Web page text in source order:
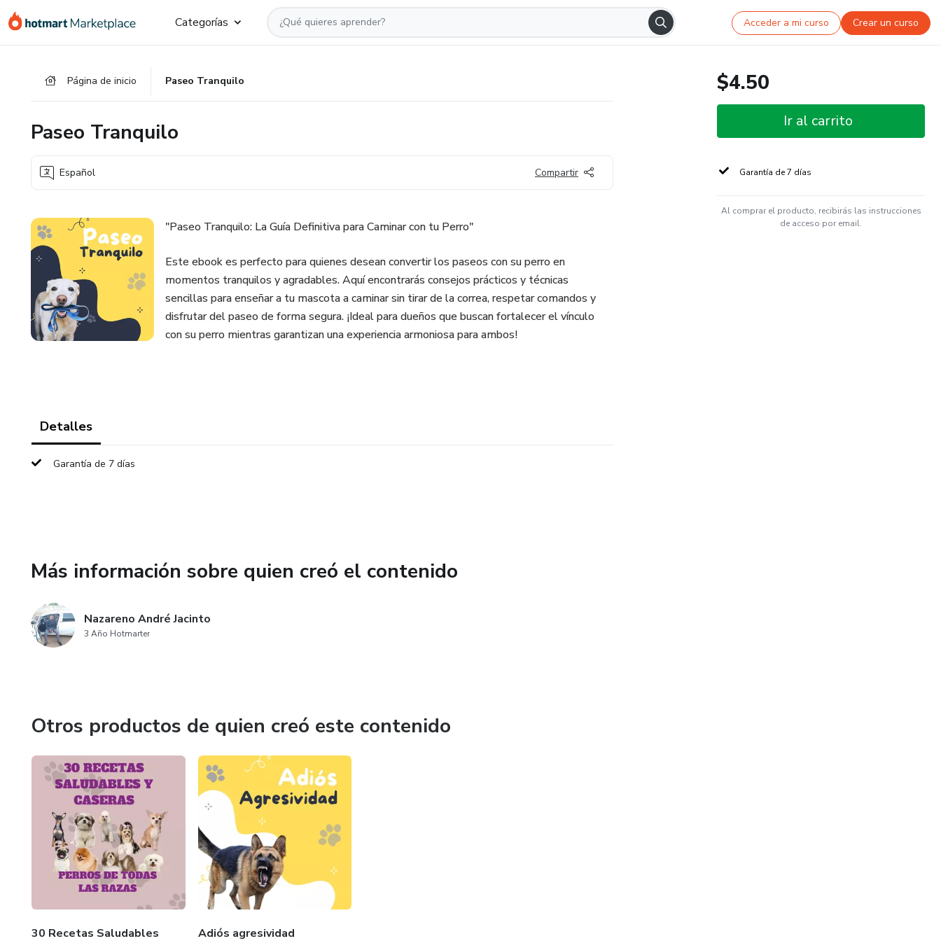
Categorías Acceder a mi curso Crear un curso
Página de inicio Paseo Tranquilo
Paseo Tranquilo
Español Compartir
"Paseo Tranquilo: La Guía Definitiva para Caminar con tu Perro"
Este ebook es perfecto para quienes desean convertir los paseos con su perro en
momentos tranquilos y agradables. Aquí encontrarás consejos prácticos y técnicas
sencillas para enseñar a tu mascota a caminar sin tirar de la correa, respetar comandos y
disfrutar del paseo de forma segura. ¡Ideal para dueños que buscan fortalecer el vínculo
con su perro mientras garantizan una experiencia armoniosa para ambos!
Detalles
Garantía de 7 días
Más información sobre quien creó el contenido
Nazareno André Jacinto
3 Año Hotmarter
Otros productos de quien creó este contenido
30 Recetas Saludables
Adiós agresividad
$4.50
Ir al carrito
Garantía de 7 días
Al comprar el producto, recibirás las instrucciones
de acceso por email.